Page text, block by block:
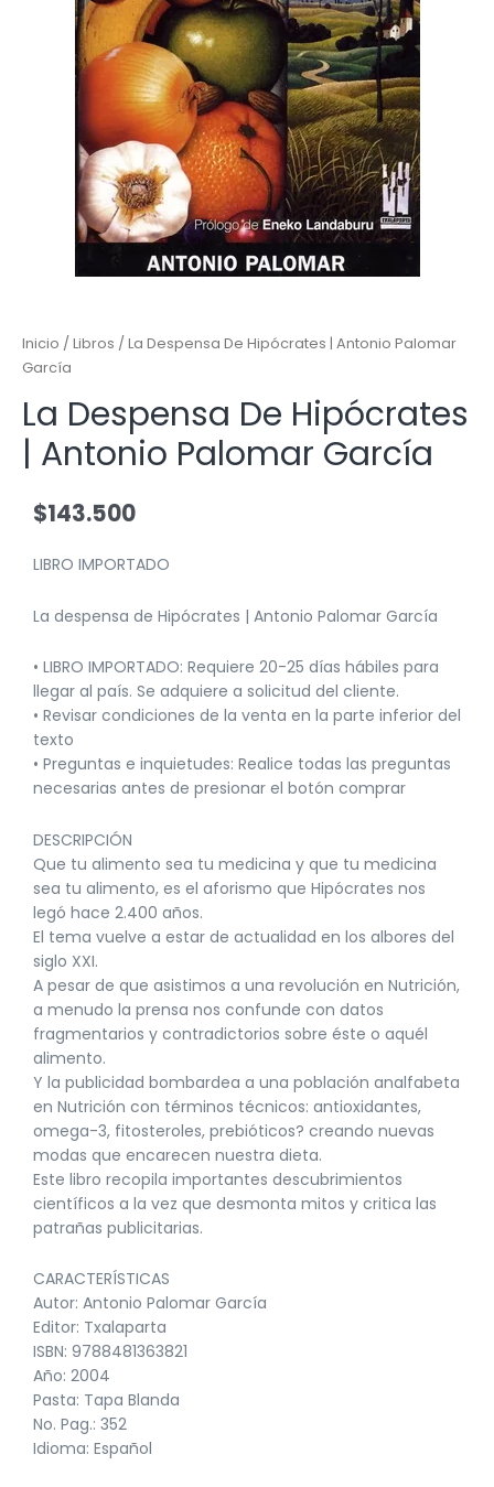
Inicio / Libros / La Despensa De Hipócrates | Antonio Palomar
García
La Despensa De Hipócrates
| Antonio Palomar García
$143.500
LIBRO IMPORTADO
La despensa de Hipócrates | Antonio Palomar García
• LIBRO IMPORTADO: Requiere 20-25 días hábiles para
llegar al país. Se adquiere a solicitud del cliente.
• Revisar condiciones de la venta en la parte inferior del
texto
• Preguntas e inquietudes: Realice todas las preguntas
necesarias antes de presionar el botón comprar
DESCRIPCIÓN
Que tu alimento sea tu medicina y que tu medicina
sea tu alimento, es el aforismo que Hipócrates nos
legó hace 2.400 años.
El tema vuelve a estar de actualidad en los albores del
siglo XXI.
A pesar de que asistimos a una revolución en Nutrición,
a menudo la prensa nos confunde con datos
fragmentarios y contradictorios sobre éste o aquél
alimento.
Y la publicidad bombardea a una población analfabeta
en Nutrición con términos técnicos: antioxidantes,
omega-3, fitosteroles, prebióticos? creando nuevas
modas que encarecen nuestra dieta.
Este libro recopila importantes descubrimientos
científicos a la vez que desmonta mitos y critica las
patrañas publicitarias.
CARACTERÍSTICAS
Autor: Antonio Palomar García
Editor: Txalaparta
ISBN: 9788481363821
Año: 2004
Pasta: Tapa Blanda
No. Pag.: 352
Idioma: Español